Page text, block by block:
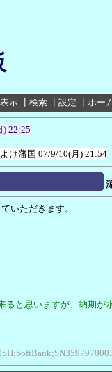
示 検索 設定 ホー
) 22:25
け藩国 07/9/10(月) 21:54
いただきます。
すが、納期が水